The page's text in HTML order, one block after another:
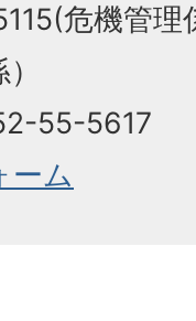
危機管
55-5617
ーム